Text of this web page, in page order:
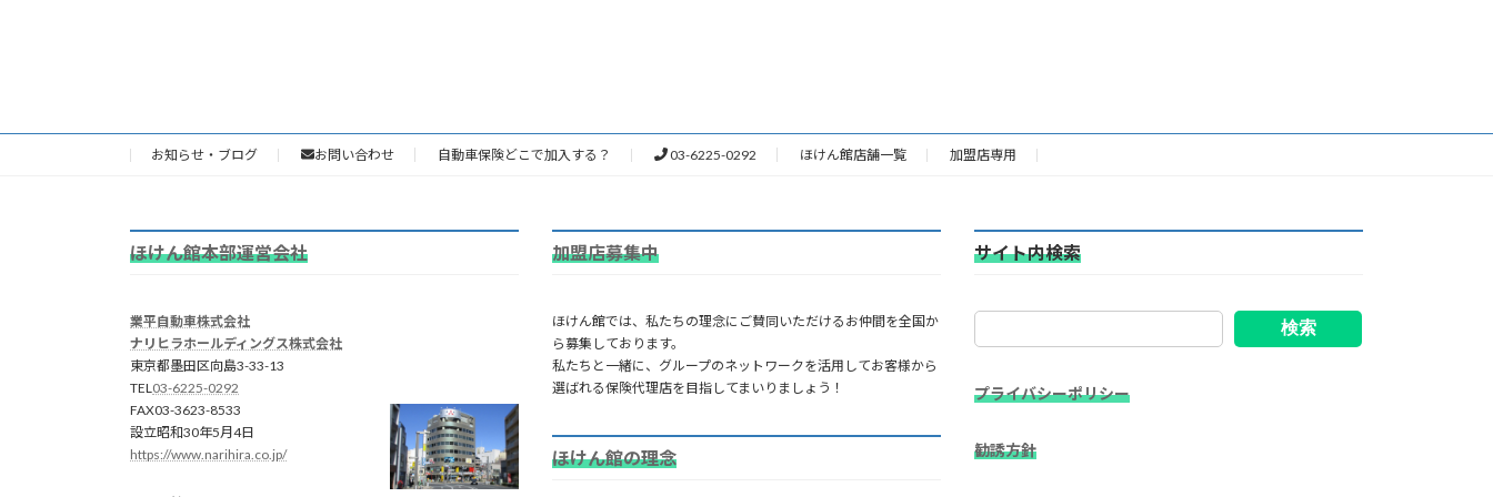
お知らせ・ブログ お問い合わせ 自動車保険どこで加入する？ 03-6225-0292 ほけん館店舗一覧 加盟店専用
ほけん館本部運営会社
業平自動車株式会社
ナリヒラホールディングス株式会社
東京都墨田区向島3-33-13
TEL 03-6225-0292
FAX03-3623-8533
設立昭和30年5月4日
https://www.narihira.co.jp/
加盟店募集中
ほけん館では、私たちの理念にご賛同いただけるお仲間を全国か
ら募集しております。
私たちと一緒に、グループのネットワークを活用してお客様から
選ばれる保険代理店を目指してまいりましょう！
ほけん館の理念
サイト内検索
検索
プライバシーポリシー
勧誘方針